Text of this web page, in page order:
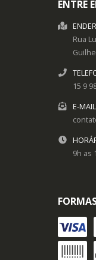
ENTRE
Rua
15 9
E-MAIL
9h as